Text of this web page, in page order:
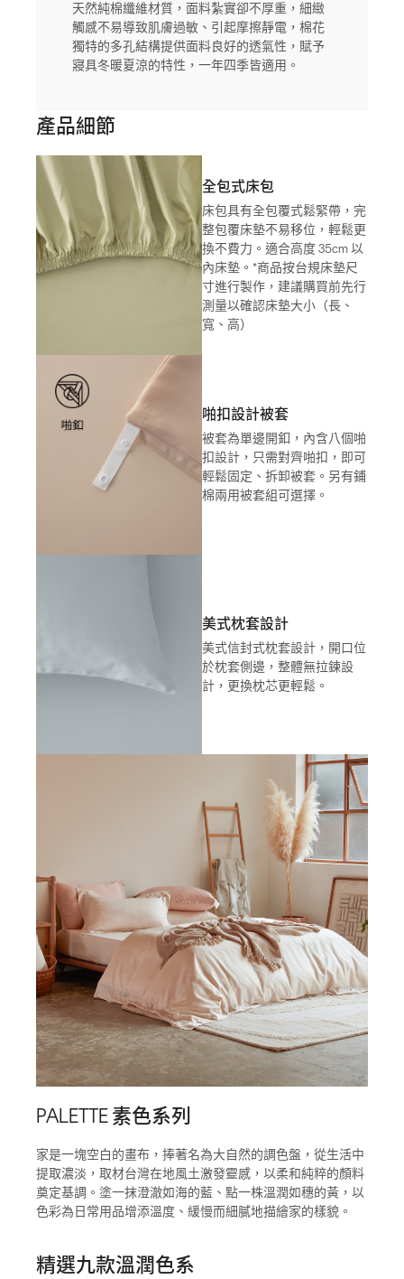
天然純棉纖維材質，面料紮實卻不厚重，細緻
觸感不易導致肌膚過敏、引起摩擦靜電，棉花
獨特的多孔結構提供面料良好的透氣性，賦予
寢具冬暖夏涼的特性，一年四季皆適用。
產品細節
全包式床包
床包具有全包覆式鬆緊帶，完
整包覆床墊不易移位，輕鬆更
換不費力。適合高度 35cm 以
內床墊。*商品按台規床墊尺
寸進行製作，建議購買前先行
測量以確認床墊大小（長、
寬、高）
啪扣設計被套
被套為單邊開釦，內含八個啪
扣設計，只需對齊啪扣，即可
輕鬆固定、拆卸被套。另有鋪
棉兩用被套組可選擇。
美式枕套設計
美式信封式枕套設計，開口位
於枕套側邊，整體無拉鍊設
計，更換枕芯更輕鬆。
PALETTE 素色系列
家是一塊空白的畫布，捧著名為大自然的調色盤，從生活中
提取濃淡，取材台灣在地風土激發靈感，以柔和純粹的顏料
奠定基調。塗一抹澄澈如海的藍、點一株溫潤如穗的黃，以
色彩為日常用品增添溫度、緩慢而細膩地描繪家的樣貌。
精選九款溫潤色系